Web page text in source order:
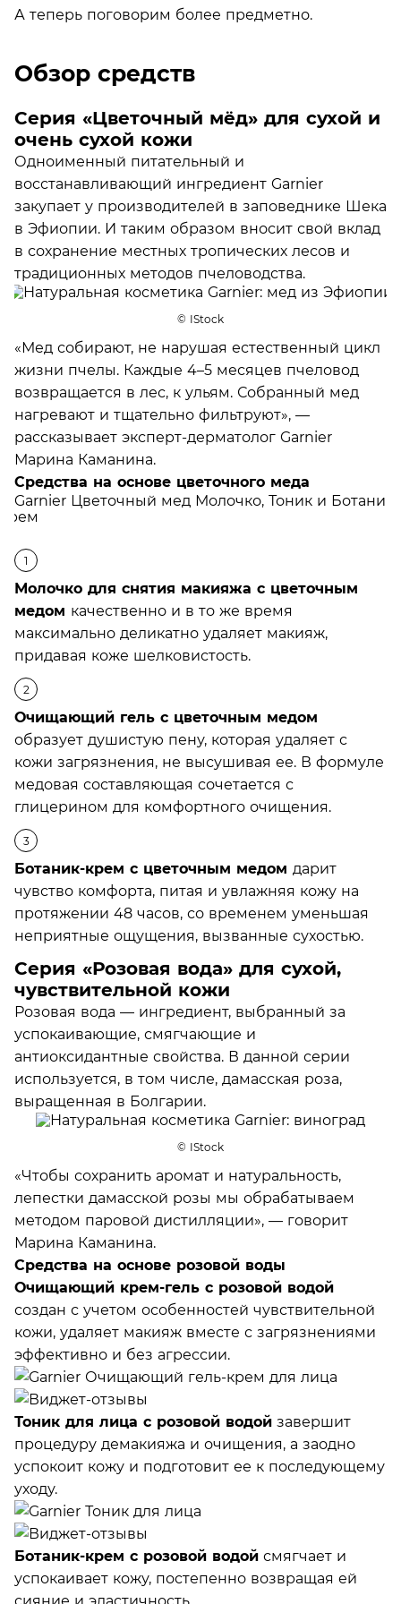
А теперь поговорим более предметно.
Обзор средств
Серия «Цветочный мёд» для сухой и
очень сухой кожи
Одноименный питательный и
восстанавливающий ингредиент Garnier
закупает у производителей в заповеднике Шека
в Эфиопии. И таким образом вносит свой вклад
в сохранение местных тропических лесов и
традиционных методов пчеловодства.
© IStock
«Мед собирают, не нарушая естественный цикл
жизни пчелы. Каждые 4–5 месяцев пчеловод
возвращается в лес, к ульям. Собранный мед
нагревают и тщательно фильтруют», —
рассказывает эксперт-дерматолог Garnier
Марина Каманина.
Средства на основе цветочного меда
Молочко для снятия макияжа с цветочным
медом качественно и в то же время
максимально деликатно удаляет макияж,
придавая коже шелковистость.
Очищающий гель с цветочным медом
образует душистую пену, которая удаляет с
кожи загрязнения, не высушивая ее. В формуле
медовая составляющая сочетается с
глицерином для комфортного очищения.
Ботаник-крем с цветочным медом дарит
чувство комфорта, питая и увлажняя кожу на
протяжении 48 часов, со временем уменьшая
неприятные ощущения, вызванные сухостью.
Серия «Розовая вода» для сухой,
чувствительной кожи
Розовая вода — ингредиент, выбранный за
успокаивающие, смягчающие и
антиоксидантные свойства. В данной серии
используется, в том числе, дамасская роза,
выращенная в Болгарии.
© IStock
«Чтобы сохранить аромат и натуральность,
лепестки дамасской розы мы обрабатываем
методом паровой дистилляции», — говорит
Марина Каманина.
Средства на основе розовой воды
Очищающий крем-гель с розовой водой
создан с учетом особенностей чувствительной
кожи, удаляет макияж вместе с загрязнениями
эффективно и без агрессии.
Тоник для лица с розовой водой завершит
процедуру демакияжа и очищения, а заодно
успокоит кожу и подготовит ее к последующему
уходу.
Ботаник-крем с розовой водой смягчает и
успокаивает кожу, постепенно возвращая ей
сияние и эластичность.